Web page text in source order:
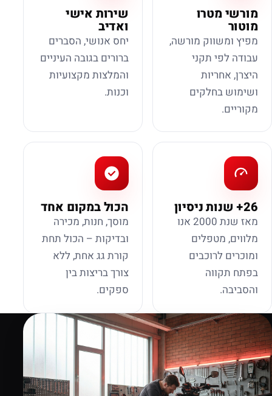
מורשי מטרו
מוטור
מפיץ ומשווק מורשה,
עבודה לפי תקני
היצרן, אחריות
ושימוש בחלקים
מקוריים.
שירות אישי
ואדיב
יחס אנושי, הסברים
ברורים בגובה העיניים
והמלצות מקצועיות
וכנות.
26+ שנות ניסיון
מאז שנת 2000 אנו
מלווים, מטפלים
ומוכרים לרוכבים
בפתח תקווה
והסביבה.
הכול במקום אחד
מוסך, חנות, מכירה
ובדיקות – הכול תחת
קורת גג אחת, ללא
צורך בריצות בין
ספקים.